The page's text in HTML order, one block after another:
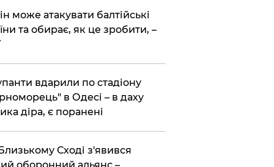
може атакувати балтійські
та обирає, як це зробити, –
вдарили по стадіону
в Одесі – в даху
діра, є поранені
Сході з'явився